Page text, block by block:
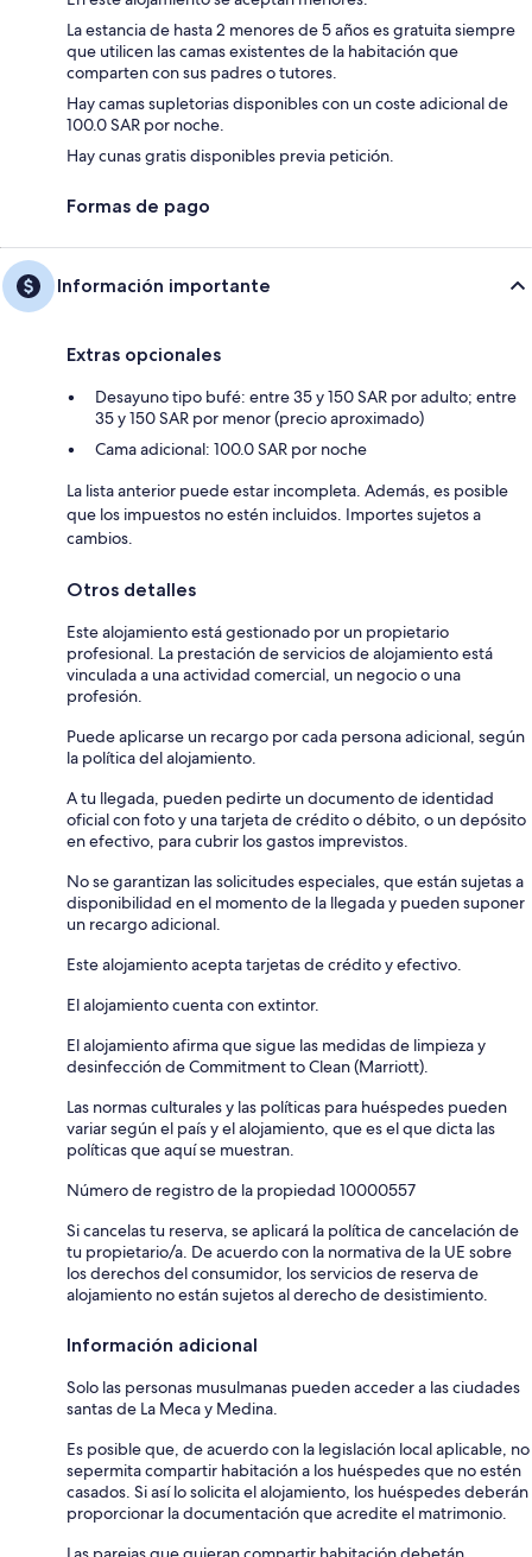
La estancia de hasta 2 menores de 5 años es gratuita siempre
que utilicen las camas existentes de la habitación que
comparten con sus padres o tutores.
Hay camas supletorias disponibles con un coste adicional de
100.0 SAR por noche.
Hay cunas gratis disponibles previa petición.
Formas de pago
Información importante
Extras opcionales
Desayuno tipo bufé: entre 35 y 150 SAR por adulto; entre
35 y 150 SAR por menor (precio aproximado)
Cama adicional: 100.0 SAR por noche
La lista anterior puede estar incompleta. Además, es posible
que los impuestos no estén incluidos. Importes sujetos a
cambios.
Otros detalles
Este alojamiento está gestionado por un propietario
profesional. La prestación de servicios de alojamiento está
vinculada a una actividad comercial, un negocio o una
profesión.
Puede aplicarse un recargo por cada persona adicional, según
la política del alojamiento.
A tu llegada, pueden pedirte un documento de identidad
oficial con foto y una tarjeta de crédito o débito, o un depósito
en efectivo, para cubrir los gastos imprevistos.
No se garantizan las solicitudes especiales, que están sujetas a
disponibilidad en el momento de la llegada y pueden suponer
un recargo adicional.
Este alojamiento acepta tarjetas de crédito y efectivo.
El alojamiento cuenta con extintor.
El alojamiento afirma que sigue las medidas de limpieza y
desinfección de Commitment to Clean (Marriott).
Las normas culturales y las políticas para huéspedes pueden
variar según el país y el alojamiento, que es el que dicta las
políticas que aquí se muestran.
Número de registro de la propiedad 10000557
Si cancelas tu reserva, se aplicará la política de cancelación de
tu propietario/a. De acuerdo con la normativa de la UE sobre
los derechos del consumidor, los servicios de reserva de
alojamiento no están sujetos al derecho de desistimiento.
Información adicional
Solo las personas musulmanas pueden acceder a las ciudades
santas de La Meca y Medina.
Es posible que, de acuerdo con la legislación local aplicable, no
sepermita compartir habitación a los huéspedes que no estén
casados. Si así lo solicita el alojamiento, los huéspedes deberán
proporcionar la documentación que acredite el matrimonio.